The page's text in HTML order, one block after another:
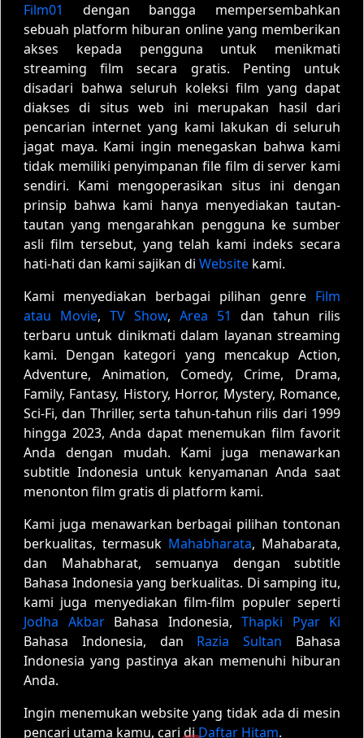
Film01
dengan bangga mempersembahkan
sebuah platform hiburan online yang memberikan
akses kepada pengguna untuk menikmati
streaming film secara gratis. Penting untuk
disadari bahwa seluruh koleksi film yang dapat
diakses di situs web ini merupakan hasil dari
pencarian internet yang kami lakukan di seluruh
jagat maya. Kami ingin menegaskan bahwa kami
tidak memiliki penyimpanan file film di server kami
sendiri. Kami mengoperasikan situs ini dengan
prinsip bahwa kami hanya menyediakan tautan-
tautan yang mengarahkan pengguna ke sumber
asli film tersebut, yang telah kami indeks secara
hati-hati dan kami sajikan di Website kami.
Kami menyediakan berbagai pilihan genre Film
atau Movie, TV Show, Area 51
dan tahun rilis
terbaru untuk dinikmati dalam layanan streaming
kami. Dengan kategori yang mencakup Action,
Adventure, Animation, Comedy, Crime, Drama,
Family, Fantasy, History, Horror, Mystery, Romance,
Sci-Fi, dan Thriller, serta tahun-tahun rilis dari 1999
hingga 2023, Anda dapat menemukan film favorit
Anda dengan mudah. Kami juga menawarkan
subtitle Indonesia untuk kenyamanan Anda saat
menonton film gratis di platform kami.
Kami juga menawarkan berbagai pilihan tontonan
berkualitas, termasuk Mahabharata, Mahabarata,
dan Mahabharat, semuanya dengan subtitle
Bahasa Indonesia yang berkualitas. Di samping itu,
kami juga menyediakan film-film populer seperti
Jodha AkbarBahasa Indonesia, Thapki Pyar Ki
Bahasa Indonesia, dan Razia Sultan Bahasa
Indonesia yang pastinya akan memenuhi hiburan
Anda.
Ingin menemukan website yang tidak ada di mesin
pencari utama kamu, cari diDaftar Hitam.